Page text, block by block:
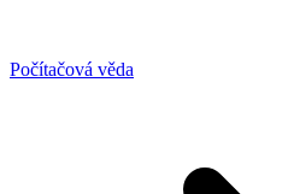
Počítačová věda